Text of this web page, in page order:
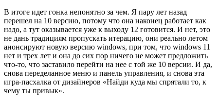
В итоге идет гонка непонятно за чем. Я пару лет назад
перешел на 10 версию, потому что она наконец работает как
надо, а тут оказывается уже к выходу 12 готовится. И нет, это
не дань традициям пропускать итерацию, они реально летом
анонсируют новую версию windows, при том, что windows 11
нет и трех лет и она до сих пор ничего не может предложить
что-то, что заставило перейти на нее с той же 10 версии. И да,
снова переделанное меню и панель управления, и снова эта
игра-пасхалка от дизайнеров «Найди куда мы спрятали то, к
чему ты привык».